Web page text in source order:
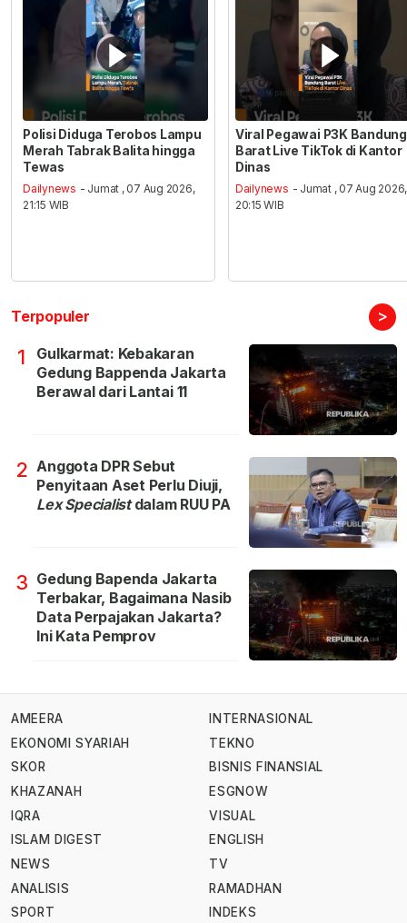
Polisi Diduga Terobos Lampu
Merah Tabrak Balita hingga
Tewas
Dailynews - Jumat , 07 Aug 2026,
21:15 WIB
Viral Pegawai P3K Bandung
Barat Live TikTok di Kantor
Dinas
Dailynews - Jumat , 07 Aug 2026,
20:15 WIB
Terpopuler >
1
Gulkarmat: Kebakaran
Gedung Bappenda Jakarta
Berawal dari Lantai 11
2 Anggota DPR Sebut
Penyitaan Aset Perlu Diuji,
Lex Specialistdalam RUU PA
3 Gedung Bapenda Jakarta
Terbakar, Bagaimana Nasib
Data Perpajakan Jakarta?
Ini Kata Pemprov
AMEERA
EKONOMI SYARIAH
SKOR
KHAZANAH
IQRA
ISLAM DIGEST
NEWS
ANALISIS
SPORT
INTERNASIONAL
TEKNO
BISNIS FINANSIAL
ESGNOW
VISUAL
ENGLISH
TV
RAMADHAN
INDEKS